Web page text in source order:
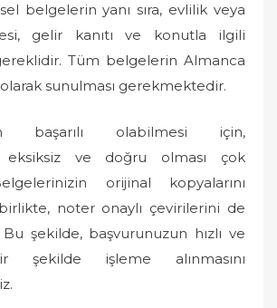
belgelerin yanı sıra, evlilik veya
gelir kanıtı ve konutla ilgili
Tüm belgelerin Almanca
sunulması gerekmektedir.
başarılı olabilmesi için,
eksiksiz ve doğru olması çok
orijinal kopyalarını
noter onaylı çevirilerini de
şekilde, başvurunuzun hızlı ve
şekilde işleme alınmasını